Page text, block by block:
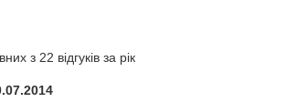
з 22 відгуків за рік